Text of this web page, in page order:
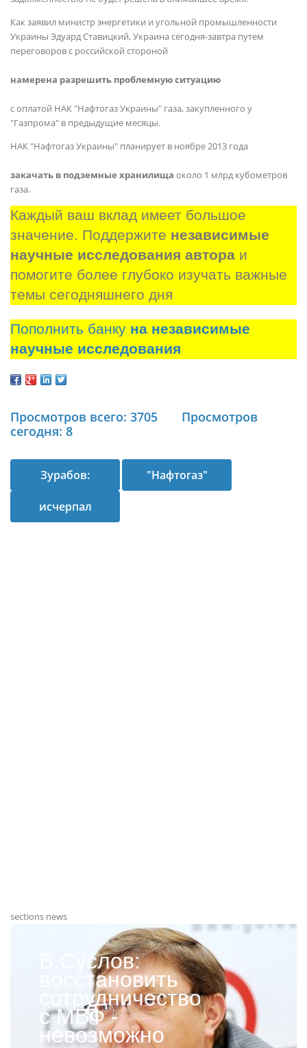
Как заявил министр энергетики и угольной промышленности
Украины Эдуард Ставицкий, Украина сегодня-завтра путем
переговоров с российской стороной
намерена разрешить проблемную ситуацию
с оплатой НАК "Нафтогаз Украины" газа, закупленного у
"Газпрома" в предыдущие месяцы.
НАК "Нафтогаз Украины" планирует в ноябре 2013 года
закачать в подземные хранилища около 1 млрд кубометров
газа.
Каждый ваш вклад имеет большое
значение. Поддержите независимые
научные исследования автора и
помогите более глубоко изучать важные
темы сегодняшнего дня
Пополнить банку на независимые
научные исследования
Просмотров всего: 3705
Просмотров
сегодня: 8
Зурабов: "Нафтогаз"
исчерпал
sections news
В.Суслов:
восстановить
сотрудничество
с МВФ -
невозможно